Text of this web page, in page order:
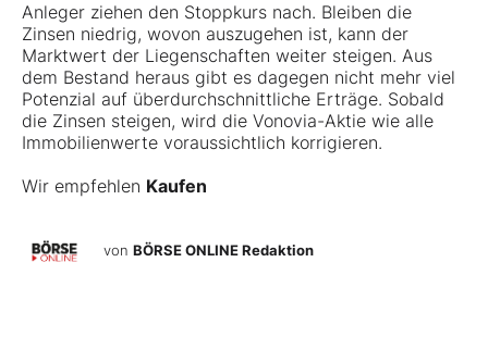
Anleger ziehen den Stoppkurs nach. Bleiben die
Zinsen niedrig, wovon auszugehen ist, kann der
Marktwert der Liegenschaften weiter steigen. Aus
dem Bestand heraus gibt es dagegen nicht mehr viel
Potenzial auf überdurchschnittliche Erträge. Sobald
die Zinsen steigen, wird die Vonovia-Aktie wie alle
Immobilienwerte voraussichtlich korrigieren.
Wir empfehlen Kaufen
von BÖRSE ONLINE Redaktion